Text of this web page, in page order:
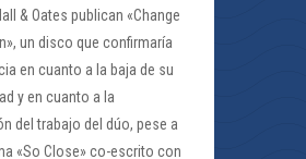
& Oates publican «Change
un disco que confirmaría
en cuanto a la baja de su
y en cuanto a la
del trabajo del dúo, pese a
«So Close» co-escrito con